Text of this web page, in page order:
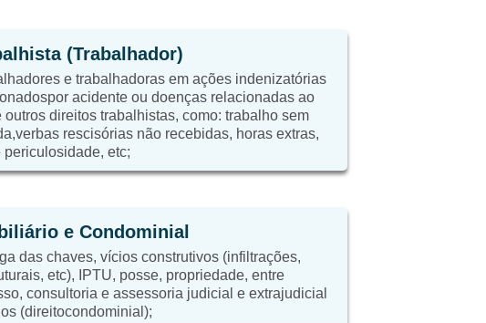
(Trabalhador)
e trabalhadoras em ações indenizatórias
acidente ou doenças relacionadas ao
outros direitos trabalhistas, como: trabalho sem
rescisórias não recebidas, horas extras,
etc;
e Condominial
das chaves, vícios construtivos (infiltrações,
etc), IPTU, posse, propriedade, entre
consultoria e assessoria judicial e extrajudicial
(direitocondominial);